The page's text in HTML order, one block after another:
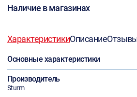
Наличие в магазинах
ХарактеристикиОписание
Основные характеристики
Производитель
Sturm